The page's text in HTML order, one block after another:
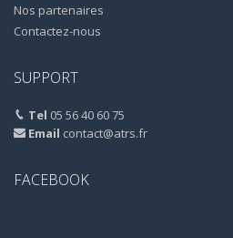
Nos partenaires
Contactez-nous
SUPPORT
Tel 05 56 40 60 75
Email contact@atrs.fr
FACEBOOK